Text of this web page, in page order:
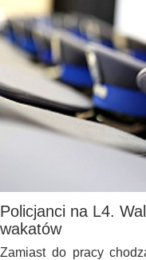
Policjanci na L4.
wakatów
Zamiast do pracy